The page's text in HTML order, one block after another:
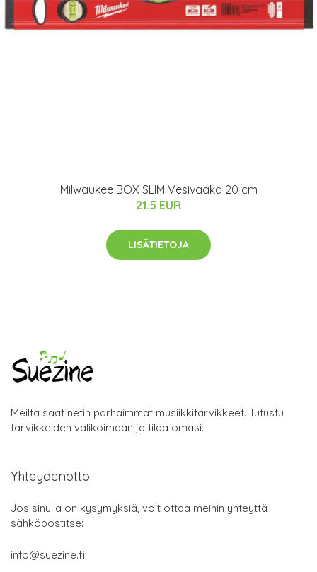
Milwaukee BOX SLIM Vesivaaka 20 cm
21.5 EUR
LISÄTIETOJA
Meiltä saat netin parhaimmat musiikkitarvikkeet. Tutustu
tarvikkeiden valikoimaan ja tilaa omasi.
Yhteydenotto
Jos sinulla on kysymyksiä, voit ottaa meihin yhteyttä
sähköpostitse:
info@suezine.fi